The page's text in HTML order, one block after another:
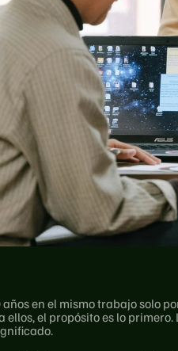
en el mismo trabajo solo
ellos, el propósito es lo